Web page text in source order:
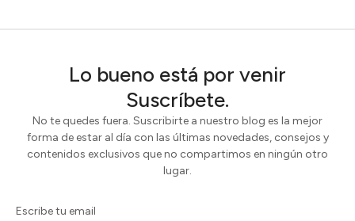
Lo bueno está por venir
Suscríbete.
No te quedes fuera. Suscribirte a nuestro blog es la mejor
forma de estar al día con las últimas novedades, consejos y
contenidos exclusivos que no compartimos en ningún otro
lugar.